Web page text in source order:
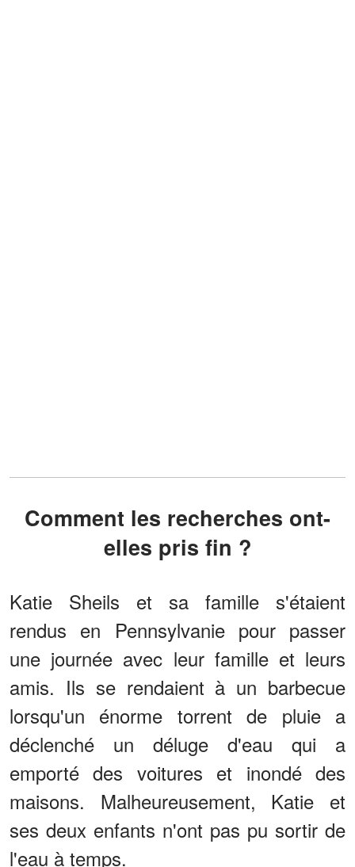
Comment les recherches ont-
elles pris fin ?
Katie Sheils et sa famille s'étaient
rendus en Pennsylvanie pour passer
une journée avec leur famille et leurs
amis. Ils se rendaient à un barbecue
lorsqu'un énorme torrent de pluie a
déclenché un déluge d'eau qui a
emporté des voitures et inondé des
maisons. Malheureusement, Katie et
ses deux enfants n'ont pas pu sortir de
l'eau à temps.